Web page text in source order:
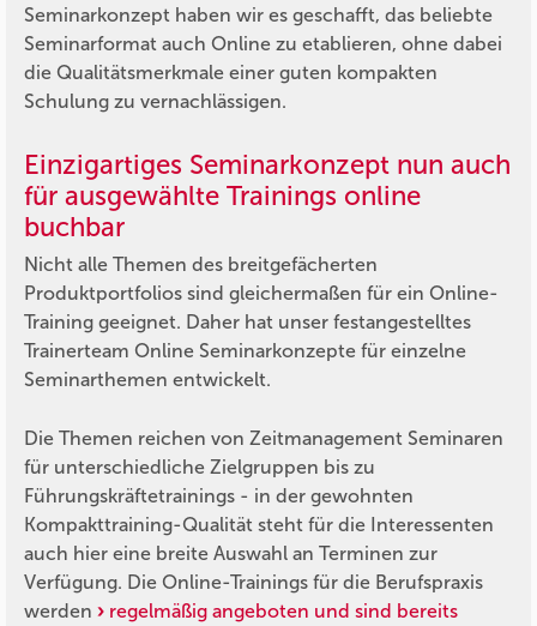
Seminarkonzept haben wir es geschafft, das beliebte
Seminarformat auch Online zu etablieren, ohne dabei
die Qualitätsmerkmale einer guten kompakten
Schulung zu vernachlässigen.
Einzigartiges Seminarkonzept nun auch
für ausgewählte Trainings online
buchbar
Nicht alle Themen des breitgefächerten
Produktportfolios sind gleichermaßen für ein Online-
Training geeignet. Daher hat unser festangestelltes
Trainerteam Online Seminarkonzepte für einzelne
Seminarthemen entwickelt.
Die Themen reichen von Zeitmanagement Seminaren
für unterschiedliche Zielgruppen bis zu
Führungskräftetrainings - in der gewohnten
Kompakttraining-Qualität steht für die Interessenten
auch hier eine breite Auswahl an Terminen zur
Verfügung. Die Online-Trainings für die Berufspraxis
werden
regelmäßig angeboten und sind bereits